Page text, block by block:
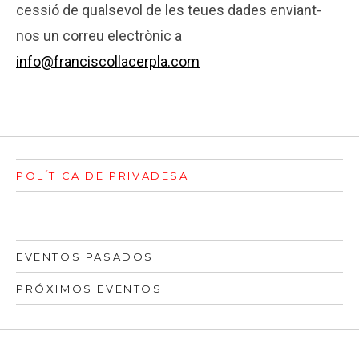
cessió de qualsevol de les teues dades enviant-
nos un correu electrònic a
info@franciscollacerpla.com
POLÍTICA DE PRIVADESA
EVENTOS PASADOS
PRÓXIMOS EVENTOS